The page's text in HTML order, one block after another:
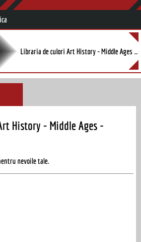
History - Middle Ages -
nevoile tale.